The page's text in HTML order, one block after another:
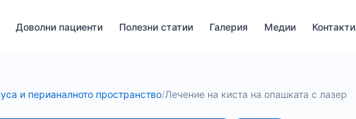
Доволни пациенти Полезни статии Галерия Медии Контакти
и перианалното пространство/Лечение на киста на опашката с лазер